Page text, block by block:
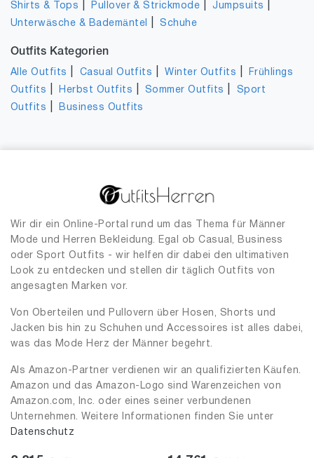
Shirts & Tops Pullover & Strickmode |Jumpsuits
Unterwäsche & Bademäntel |Schuhe
Outfits Kategorien
Alle Outfits Casual Outfits |Winter Outfits
Frühlings
Outfits
Herbst Outfits Sommer Outfits
Sport
Outfits
Business Outfits
Wir dir ein Online-Portal rund um das Thema für Männer
Mode und Herren Bekleidung. Egal ob Casual, Business
oder Sport Outfits - wir helfen dir dabei den ultimativen
Look zu entdecken und stellen dir täglich Outfits von
angesagten Marken vor.
Von Oberteilen und Pullovern über Hosen, Shorts und
Jacken bis hin zu Schuhen und Accessoires ist alles dabei,
was das Mode Herz der Männer begehrt.
Als Amazon-Partner verdienen wir an qualifizierten Käufen.
Amazon und das Amazon-Logo sind Warenzeichen von
Amazon.com, Inc. oder eines seiner verbundenen
Unternehmen. Weitere Informationen finden Sie unter
Datenschutz